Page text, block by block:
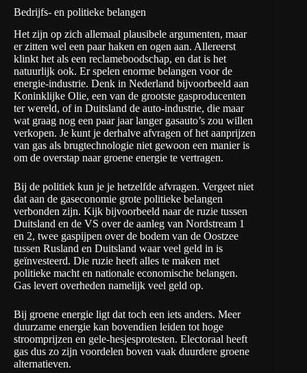
Bedrijfs- en politieke belangen
Het zijn op zich allemaal plausibele argumenten, maar
er zitten wel een paar haken en ogen aan. Allereerst
klinkt het als een reclameboodschap, en dat is het
natuurlijk ook. Er spelen enorme belangen voor de
energie-industrie. Denk in Nederland bijvoorbeeld aan
Koninklijke Olie, een van de grootste gasproducenten
ter wereld, of in Duitsland de auto-industrie, die maar
wat graag nog een paar jaar langer gasauto’s zou willen
verkopen. Je kunt je derhalve afvragen of het aanprijzen
van gas als brugtechnologie niet gewoon een manier is
om de overstap naar groene energie te vertragen.
Bij de politiek kun je je hetzelfde afvragen. Vergeet niet
dat aan de gaseconomie grote politieke belangen
verbonden zijn. Kijk bijvoorbeeld naar de ruzie tussen
Duitsland en de VS over de aanleg van Nordstream 1
en 2, twee gaspijpen over de bodem van de Oostzee
tussen Rusland en Duitsland waar veel geld in is
geïnvesteerd. Die ruzie heeft alles te maken met
politieke macht en nationale economische belangen.
Gas levert overheden namelijk veel geld op.
Bij groene energie ligt dat toch een iets anders. Meer
duurzame energie kan bovendien leiden tot hoge
stroomprijzen en gele-hesjesprotesten. Electoraal heeft
gas dus zo zijn voordelen boven vaak duurdere groene
alternatieven.